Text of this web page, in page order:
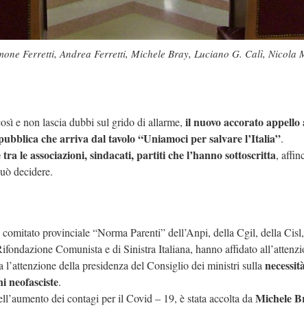
Ferretti, Andrea Ferretti, Michele Bray, Luciano G. Calì, Nicola
e non lascia dubbi sul grido di allarme, il nuovo accorato appello
che arriva dal tavolo “Uniamoci per salvare l’Italia”.
tra le associazioni, sindacati, partiti che l’hanno sottoscritta,
decidere.
provinciale “Norma Parenti” dell’Anpi, della Cgil, della
Comunista e di Sinistra Italiana, hanno affidato
l’attenzione della presidenza del Consiglio dei ministri sulla
neofasciste.
dei contagi per il Covid – 19, è stata accolta daMichele